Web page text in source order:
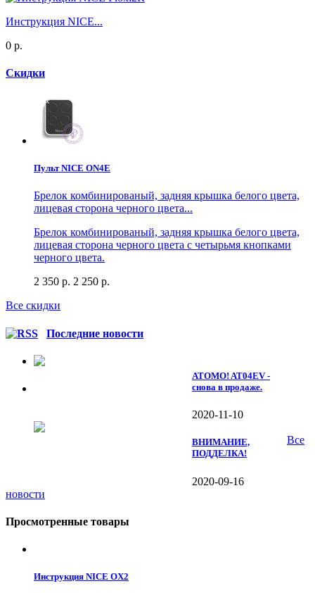
Инструкция NICE...
0 р.
Скидки
Пульт NICE ON4E
Брелок комбинированый, задняя крышка белого цвета,
лицевая сторона черного цвета...
Брелок комбинированый, задняя крышка белого цвета,
лицевая сторона черного цвета с четырьмя кнопками
черного цвета.
2 350 р. 2 250 р.
Все скидки
Последние новости
ATOMO! AT04EV -
снова в продаже.
2020-11-10
ВНИМАНИЕ,
ПОДДЕЛКА!
2020-09-16
Все
новости
Просмотренные товары
Инструкция NICE OX2